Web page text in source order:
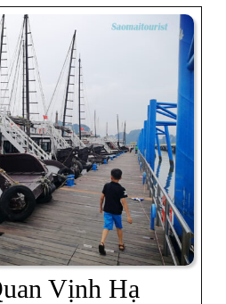
Vịnh Hạ